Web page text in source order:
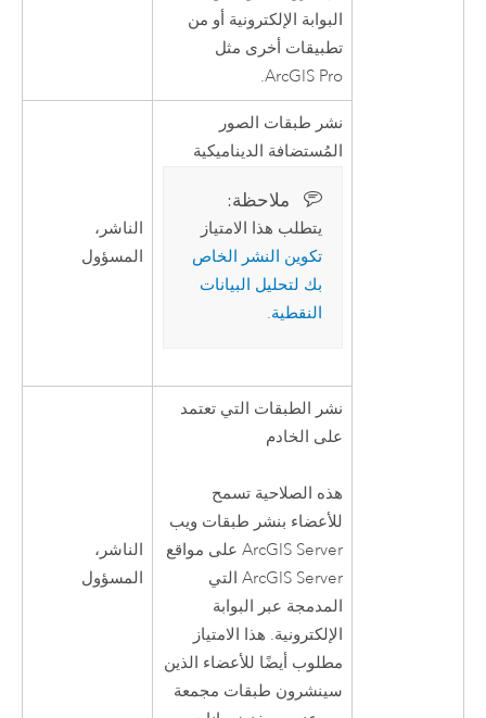
البوابة الإلكترونية أو من
تطبيقات أخرى مثل
ArcGIS Pro
.
نشر طبقات الصور
المُستضافة الديناميكية
ملاحظة:‏
يتطلب هذا الامتياز
تكوين النشر الخاص
بك لتحليل البيانات
النقطية.
الناشر،
المسؤول
نشر الطبقات التي تعتمد
على الخادم
هذه الصلاحية تسمح
للأعضاء بنشر طبقات ويب
ArcGIS Server على مواقع
ArcGIS Server التي
المدمجة عبر البوابة
الإلكترونية. هذا الامتياز
مطلوب أيضًا للأعضاء الذين
سينشرون طبقات مجمعة
الناشر،
المسؤول